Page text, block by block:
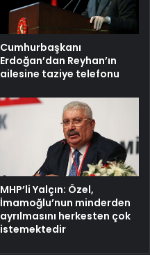
Cumhurbaşkanı
Erdoğan’dan Reyhan’ın
ailesine taziye telefonu
MHP’li Yalçın: Özel,
İmamoğlu’nun minderden
ayrılmasını herkesten çok
istemektedir